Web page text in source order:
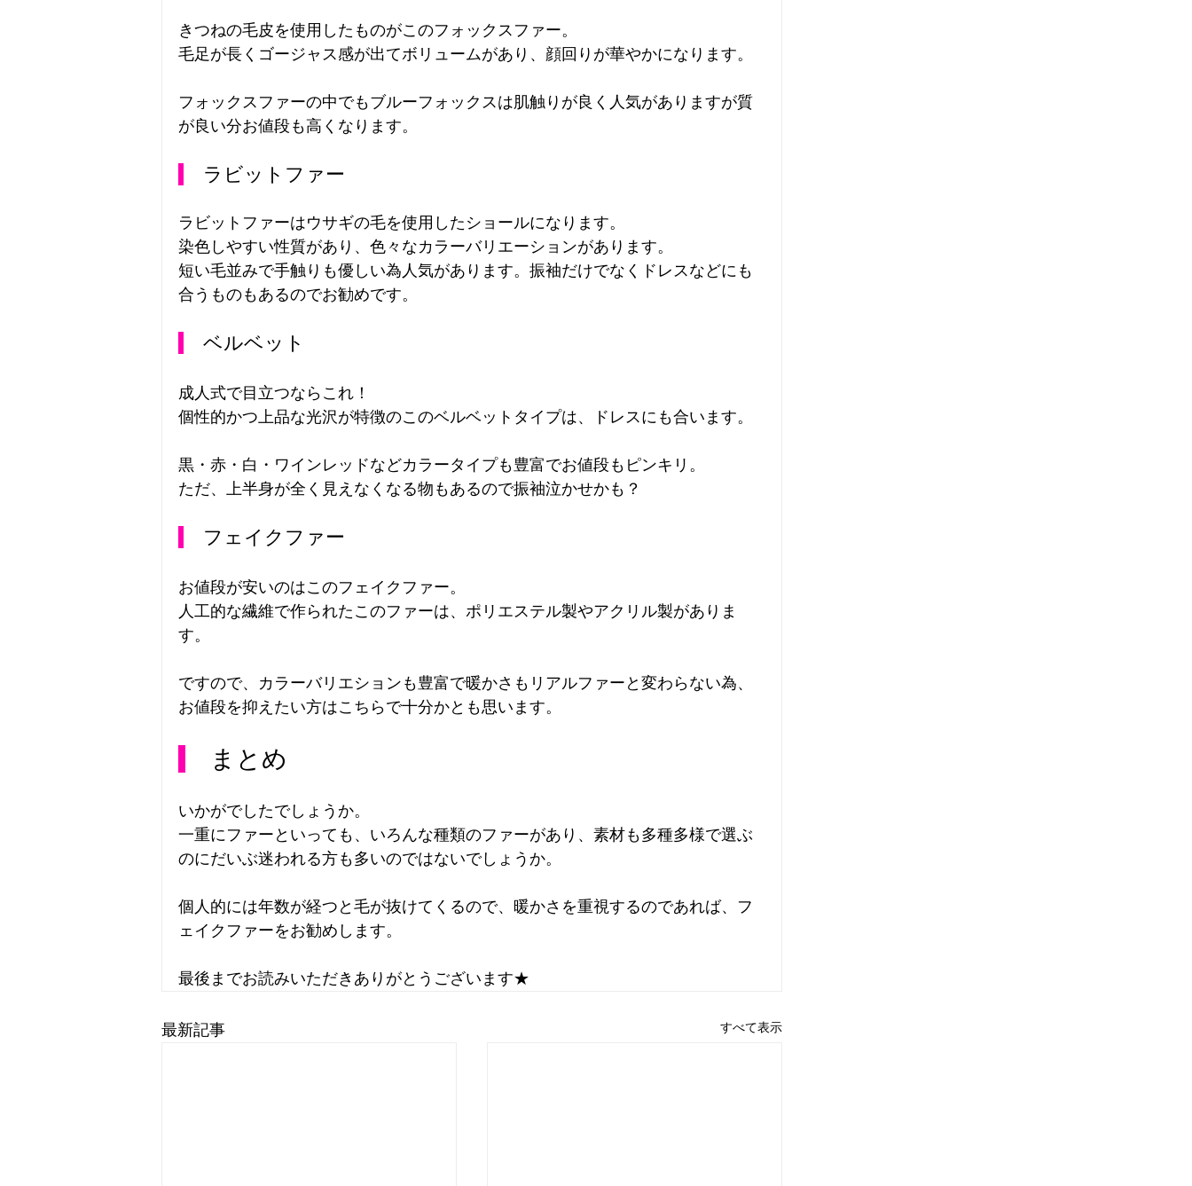
きつねの毛皮を使用したものがこのフォックスファー。
毛足が長くゴージャス感が出てボリュームがあり、顔回りが華やかになります。
フォックスファーの中でもブルーフォックスは肌触りが良く人気がありますが質
が良い分お値段も高くなります。
ラビットファー
ラビットファーはウサギの毛を使用したショールになります。
染色しやすい性質があり、色々なカラーバリエーションがあります。
短い毛並みで手触りも優しい為人気があります。振袖だけでなくドレスなどにも
合うものもあるのでお勧めです。
ベルベット
成人式で目立つならこれ！
個性的かつ上品な光沢が特徴のこのベルベットタイプは、ドレスにも合います。
黒・赤・白・ワインレッドなどカラータイプも豊富でお値段もピンキリ。
ただ、上半身が全く見えなくなる物もあるので振袖泣かせかも？
フェイクファー
お値段が安いのはこのフェイクファー。
人工的な繊維で作られたこのファーは、ポリエステル製やアクリル製がありま
す。
ですので、カラーバリエションも豊富で暖かさもリアルファーと変わらない為、
お値段を抑えたい方はこちらで十分かとも思います。
まとめ
いかがでしたでしょうか。
一重にファーといっても、いろんな種類のファーがあり、素材も多種多様で選ぶ
のにだいぶ迷われる方も多いのではないでしょうか。
個人的には年数が経つと毛が抜けてくるので、暖かさを重視するのであれば、フ
ェイクファーをお勧めします。
最後までお読みいただきありがとうございます★
最新記事 すべて表示